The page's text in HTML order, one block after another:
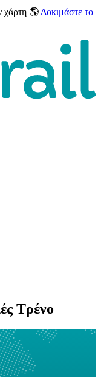
χάρτη 🌎 Δοκιμάστε το
Τρένο